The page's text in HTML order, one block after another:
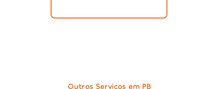
Outros Serviços em PB